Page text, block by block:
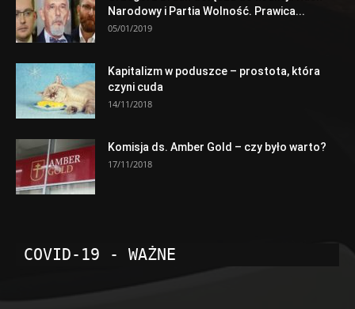
Narodowy i Partia Wolność. Prawica...
05/01/2019
Kapitalizm w poduszce – prostota, która
czyni cuda
14/11/2018
Komisja ds. Amber Gold – czy było warto?
17/11/2018
COVID-19 - WAŻNE